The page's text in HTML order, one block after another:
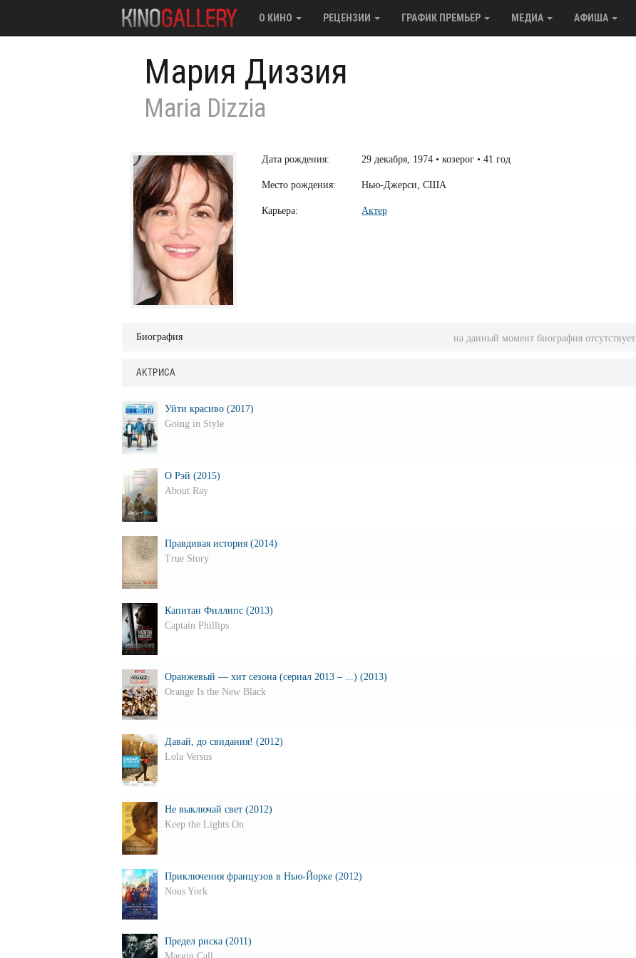
О КИНО РЕЦЕНЗИИ ГРАФИК ПРЕМЬЕР МЕДИА АФИША
Мария Диззия
Maria Dizzia
Дата рождения: 29 декабря, 1974 • козерог • 41 год
Место рождения: Нью-Джерси, США
Карьера: Актер
Биография на данный момент биография отсутствует
АКТРИСА
Уйти красиво (2017)
Going in Style
О Рэй (2015)
About Ray
Правдивая история (2014)
True Story
Капитан Филлипс (2013)
Captain Phillips
Оранжевый — хит сезона (сериал 2013 – ...) (2013)
Orange Is the New Black
Давай, до свидания! (2012)
Lola Versus
Не выключай свет (2012)
Keep the Lights On
Приключения французов в Нью-Йорке (2012)
Nous York
Предел риска (2011)